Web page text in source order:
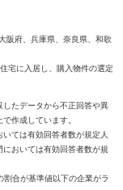
阪府、兵庫県、奈良県、和歌
宅に入居し、購入物件の選定
たデータから不正回答や異
作成しています。
ては有効回答者数が規定人
おいては有効回答者数が規
合が基準値以下の企業がラ